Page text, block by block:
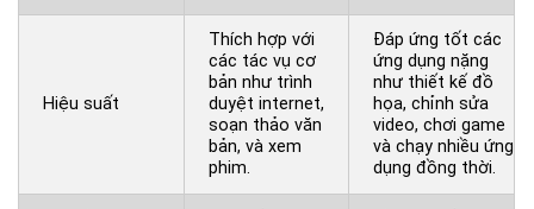
Hiệu suất
Thích hợp với
các tác vụ cơ
bản như trình
duyệt internet,
soạn thảo văn
bản, và xem
phim.
Đáp ứng tốt các
ứng dụng nặng
như thiết kế đồ
họa, chỉnh sửa
video, chơi game
và chạy nhiều ứng
dụng đồng thời.